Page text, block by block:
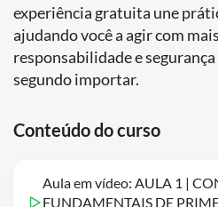
experiência gratuita une
ajudando você a agir com
responsabilidade e
segundo importar.
Conteúdo do curso
Aula em vídeo: AULA 1 |
FUNDAMENTAIS DE